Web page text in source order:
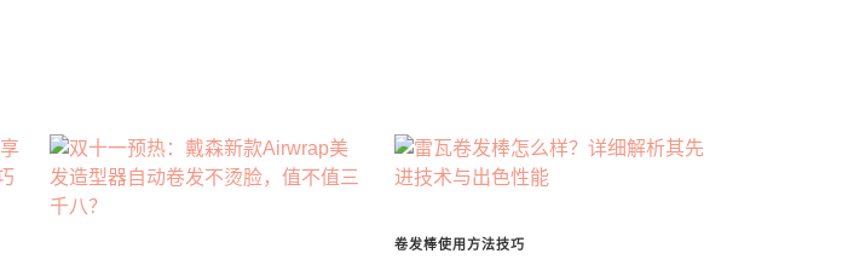
卷发棒使用方法技巧